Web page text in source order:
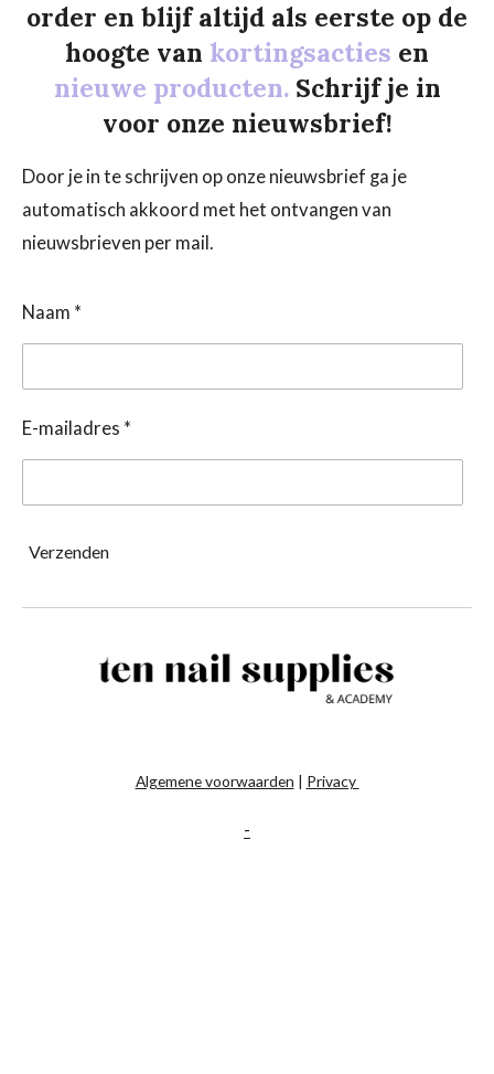
order en blijf altijd als eerste op de
hoogte van kortingsacties en
nieuwe producten. Schrijf je in
voor onze nieuwsbrief!
Door je in te schrijven op onze nieuwsbrief ga je
automatisch akkoord met het ontvangen van
nieuwsbrieven per mail.
Naam *
E-mailadres *
Verzenden
Algemene voorwaarden | Privacy
-